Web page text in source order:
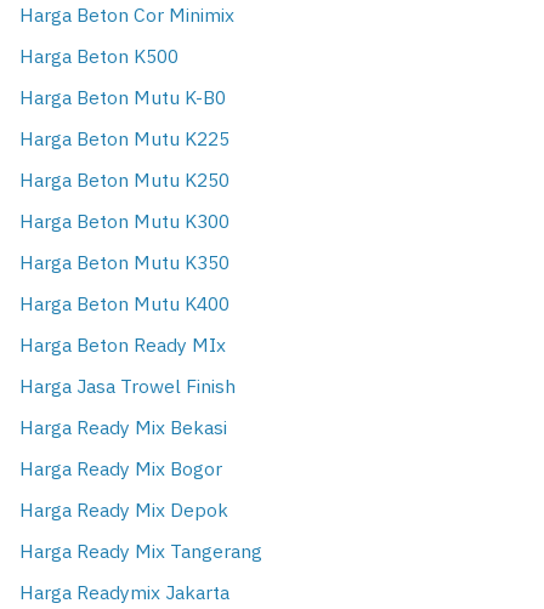
Harga Beton Cor Minimix
Harga Beton K500
Harga Beton Mutu K-B0
Harga Beton Mutu K225
Harga Beton Mutu K250
Harga Beton Mutu K300
Harga Beton Mutu K350
Harga Beton Mutu K400
Harga Beton Ready MIx
Harga Jasa Trowel Finish
Harga Ready Mix Bekasi
Harga Ready Mix Bogor
Harga Ready Mix Depok
Harga Ready Mix Tangerang
Harga Readymix Jakarta